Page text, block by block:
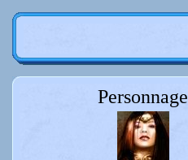
Personnage